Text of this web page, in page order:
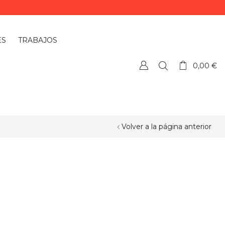
TRABAJOS
0,00€
Volver a la página anterior